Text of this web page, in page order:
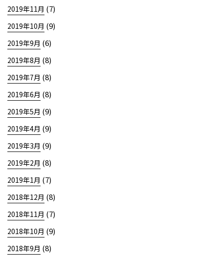
2019年11月 (7)
2019年10月 (9)
2019年9月 (6)
2019年8月 (8)
2019年7月 (8)
2019年6月 (8)
2019年5月 (9)
2019年4月 (9)
2019年3月 (9)
2019年2月 (8)
2019年1月 (7)
2018年12月 (8)
2018年11月 (7)
2018年10月 (9)
2018年9月 (8)